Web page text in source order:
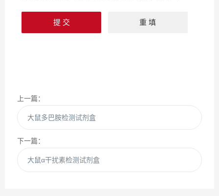
上一篇：
大鼠多巴胺检测试剂盒
下一篇：
大鼠α干扰素检测试剂盒